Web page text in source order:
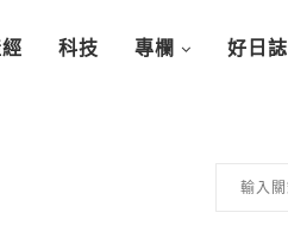
科技 專欄 好日誌